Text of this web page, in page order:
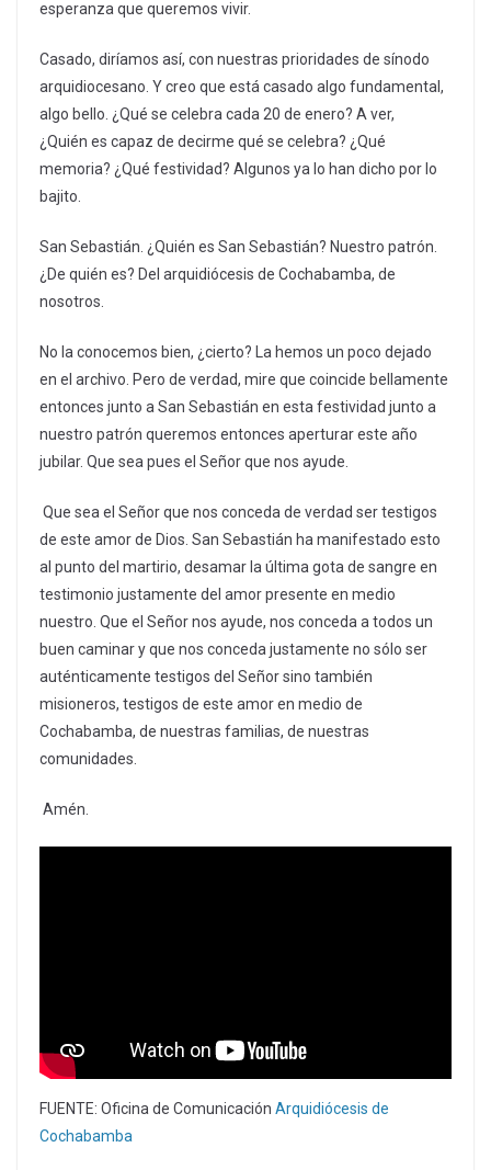
esperanza que queremos vivir.
Casado, diríamos así, con nuestras prioridades de sínodo
arquidiocesano. Y creo que está casado algo fundamental,
algo bello. ¿Qué se celebra cada 20 de enero? A ver,
¿Quién es capaz de decirme qué se celebra? ¿Qué
memoria? ¿Qué festividad? Algunos ya lo han dicho por lo
bajito.
San Sebastián. ¿Quién es San Sebastián? Nuestro patrón.
¿De quién es? Del arquidiócesis de Cochabamba, de
nosotros.
No la conocemos bien, ¿cierto? La hemos un poco dejado
en el archivo. Pero de verdad, mire que coincide bellamente
entonces junto a San Sebastián en esta festividad junto a
nuestro patrón queremos entonces aperturar este año
jubilar. Que sea pues el Señor que nos ayude.
Que sea el Señor que nos conceda de verdad ser testigos
de este amor de Dios. San Sebastián ha manifestado esto
al punto del martirio, desamar la última gota de sangre en
testimonio justamente del amor presente en medio
nuestro. Que el Señor nos ayude, nos conceda a todos un
buen caminar y que nos conceda justamente no sólo ser
auténticamente testigos del Señor sino también
misioneros, testigos de este amor en medio de
Cochabamba, de nuestras familias, de nuestras
comunidades.
Amén.
FUENTE: Oficina de Comunicación Arquidiócesis de
Cochabamba